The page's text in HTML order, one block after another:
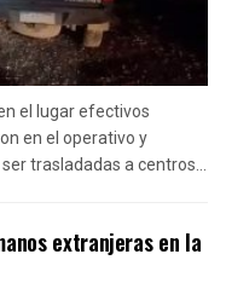
el lugar efectivos
en el operativo y
trasladadas a centros...
extranjeras en la